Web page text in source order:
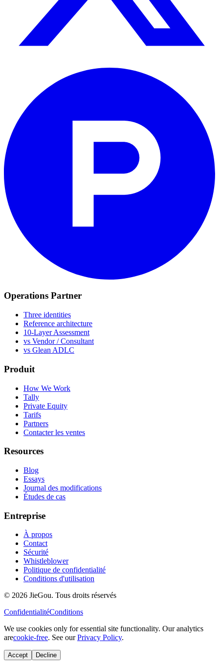
Operations Partner
Three identities
Reference architecture
10-Layer Assessment
vs Vendor / Consultant
vs Glean ADLC
Produit
How We Work
Tally
Private Equity
Tarifs
Partners
Contacter les ventes
Resources
Blog
Essays
Journal des modifications
Études de cas
Entreprise
À propos
Contact
Sécurité
Whistleblower
Politique de confidentialité
Conditions d'utilisation
© 2026 JieGou. Tous droits réservés
ConfidentialitéConditions
We use cookies only for essential site functionality. Our analytics
arecookie-free. See ourPrivacy Policy.
Accept Decline